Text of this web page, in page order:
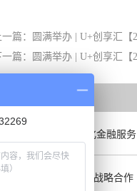
一篇：
圆满举办 | U+创享汇
一篇：
圆满举办 | U+创享汇
同昌携手泡泡车启动战略合作